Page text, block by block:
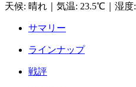
天候: 晴れ 気温: 23.5℃ 湿度:
サマリー
ラインナップ
戦評